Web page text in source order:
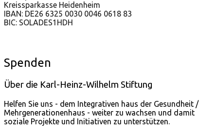
Kreissparkasse Heidenheim
IBAN: DE26 6325 0030 0046 0618 83
BIC: SOLADES1HDH
Spenden
Über die Karl-Heinz-Wilhelm Stiftung
Helfen Sie uns - dem Integrativen haus der Gesundheit /
Mehrgenerationenhaus - weiter zu wachsen und damit
soziale Projekte und Initiativen zu unterstützen.